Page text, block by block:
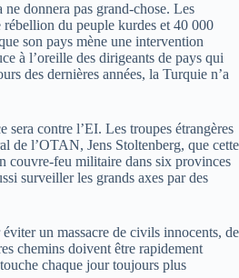
donnera pas grand-chose. Les
rébellion du peuple kurdes et 40 000
son pays mène une intervention
à l’oreille des dirigeants de pays qui
des dernières années, la Turquie n’a
contre l’EI. Les troupes étrangères
de l’OTAN, Jens Stoltenberg, que cette
couvre-feu militaire dans six provinces
surveiller les grands axes par des
un massacre de civils innocents, de
chemins doivent être rapidement
chaque jour toujours plus